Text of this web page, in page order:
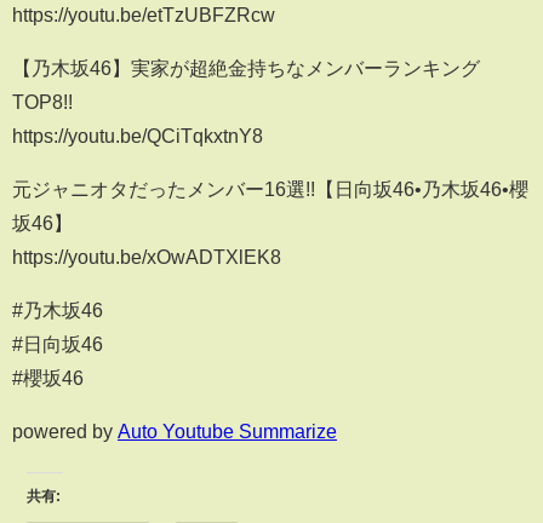
https://youtu.be/etTzUBFZRcw
【乃木坂46】実家が超絶金持ちなメンバーランキング
TOP8!!
https://youtu.be/QCiTqkxtnY8
元ジャニオタだったメンバー16選!!【日向坂46•乃木坂46•櫻
坂46】
https://youtu.be/xOwADTXlEK8
#乃木坂46
#日向坂46
#櫻坂46
powered by Auto Youtube Summarize
共有: